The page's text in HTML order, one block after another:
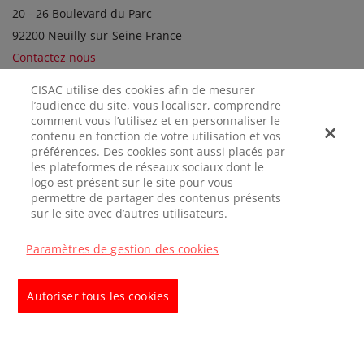
20 - 26 Boulevard du Parc
92200 Neuilly-sur-Seine France
Contactez nous
SOCIÉTÉS SOEURS
MENTIONS
LÉGALES
CONFIDENTIALITÉ
CISAC utilise des cookies afin de mesurer
l’audience du site, vous localiser, comprendre
comment vous l’utilisez et en personnaliser le
contenu en fonction de votre utilisation et vos
préférences. Des cookies sont aussi placés par
les plateformes de réseaux sociaux dont le
logo est présent sur le site pour vous
permettre de partager des contenus présents
sur le site avec d’autres utilisateurs.
Paramètres de gestion des cookies
Autoriser tous les cookies